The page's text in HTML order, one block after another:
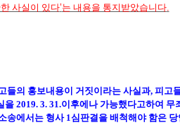
사실이 있다’는 내용을 통지받았습니다.
들의 홍보내용이 거짓이라는 사실과, 피고
을 2019. 3. 31.이후에나 가능했다고하여 무
송에서는 형사 1심판결을 배척해야 함은 당